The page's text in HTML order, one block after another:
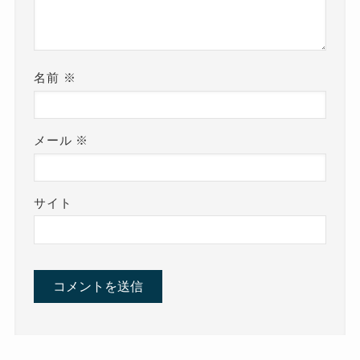
名前 ※
メール ※
サイト